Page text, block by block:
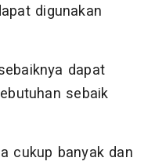
digunakan
dapat
sebaik
cukup banyak dan